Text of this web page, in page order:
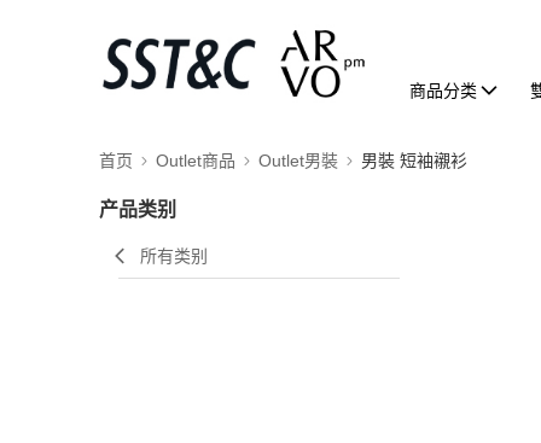
商品分类
首页 Outlet商品 Outlet男裝 男裝 短袖襯衫
产品类别
所有类别